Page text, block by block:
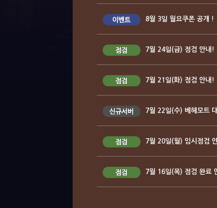
8월 3일 월요쿠폰 공개 !
7월 24일(금) 점검 안내!
7월 21일(화) 점검 안내!
7월 22일(수) 베헤모트
7월 20일(월) 임시점검
7월 16일(목) 점검 완료